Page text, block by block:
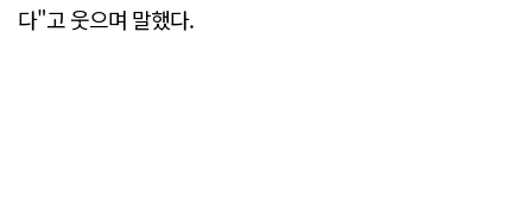
다"고 웃으며 말했다.